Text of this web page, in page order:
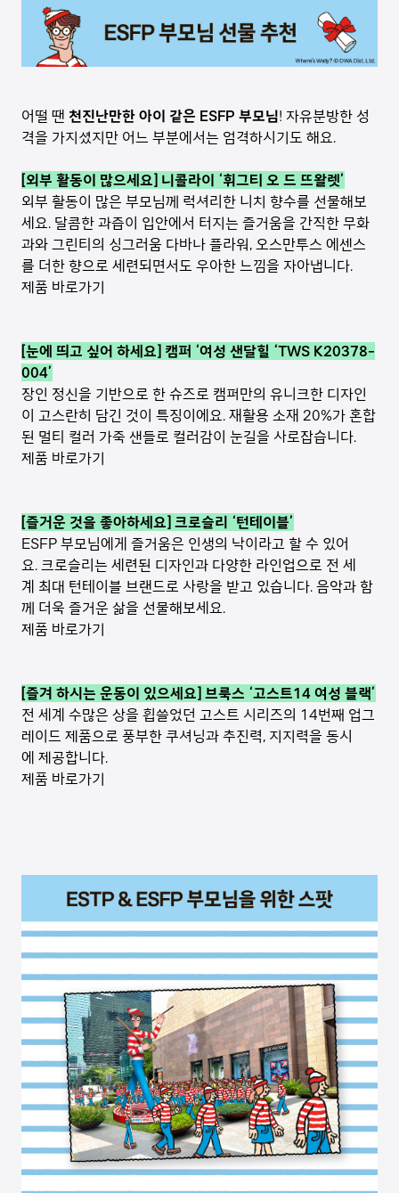
어떨 땐 천진난만한 아이 같은 ESFP 부모님! 자유분방한 성
격을 가지셨지만 어느 부분에서는 엄격하시기도 해요.
[외부 활동이 많으세요] 니콜라이 ‘휘그티 오 드 뜨왈렛’
외부 활동이 많은 부모님께 럭셔리한 니치 향수를 선물해보
세요. 달콤한 과즙이 입안에서 터지는 즐거움을 간직한 무화
과와 그린티의 싱그러움 다바나 플라워, 오스만투스 에센스
를 더한 향으로 세련되면서도 우아한 느낌을 자아냅니다.
제품 바로가기
[눈에 띄고 싶어 하세요] 캠퍼 ‘여성 샌달힐 ‘TWS K20378-
004’
장인 정신을 기반으로 한 슈즈로 캠퍼만의 유니크한 디자인
이 고스란히 담긴 것이 특징이에요. 재활용 소재 20%가 혼합
된 멀티 컬러 가죽 샌들로 컬러감이 눈길을 사로잡습니다.
제품 바로가기
[즐거운 것을 좋아하세요] 크로슬리 ‘턴테이블’
ESFP 부모님에게 즐거움은 인생의 낙이라고 할 수 있어
요. 크로슬리는 세련된 디자인과 다양한 라인업으로 전 세
계 최대 턴테이블 브랜드로 사랑을 받고 있습니다. 음악과 함
께 더욱 즐거운 삶을 선물해보세요.
제품 바로가기
[즐겨 하시는 운동이 있으세요] 브룩스 ‘고스트14 여성 블랙’
전 세계 수많은 상을 휩쓸었던 고스트 시리즈의 14번째 업그
레이드 제품으로 풍부한 쿠셔닝과 추진력, 지지력을 동시
에 제공합니다.
제품 바로가기